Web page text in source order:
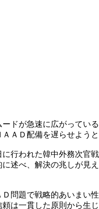
ドが急速に広がって
ＡＤ配備を遅らせよう
行われた韓中外務次官
述べ、解決の兆しが見
問題で戦略的あいまい
は一貫した原則から生